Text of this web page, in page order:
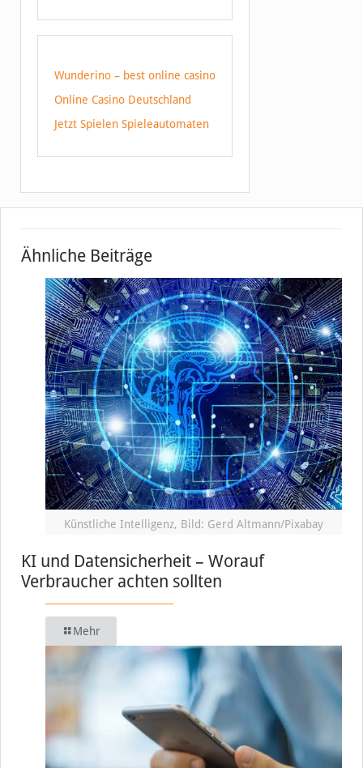
Wunderino – best online casino
Online Casino Deutschland
Jetzt Spielen Spieleautomaten
Ähnliche Beiträge
Künstliche Intelligenz, Bild: Gerd Altmann/Pixabay
KI und Datensicherheit – Worauf
Verbraucher achten sollten
Mehr